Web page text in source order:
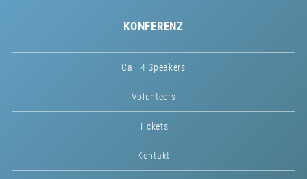
KONFERENZ
Call 4 Speakers
Volunteers
Tickets
Kontakt